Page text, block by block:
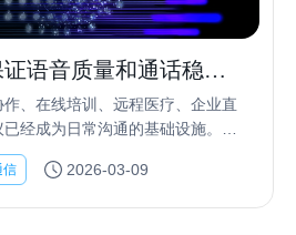
语音质量和通话稳定
、在线培训、远程医疗、企业直
经成为日常沟通的基础设施。对
网络会议，并不只是“能连上”这么
清晰、讲话自然、画面流...
信 2026-03-09